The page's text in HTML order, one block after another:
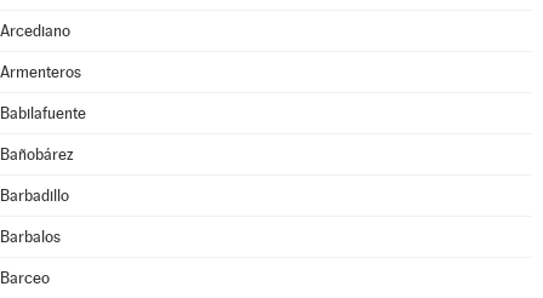
Arcediano
Armenteros
Babilafuente
Bañobárez
Barbadillo
Barbalos
Barceo